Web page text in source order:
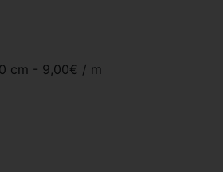
cm - 9,00€ / m